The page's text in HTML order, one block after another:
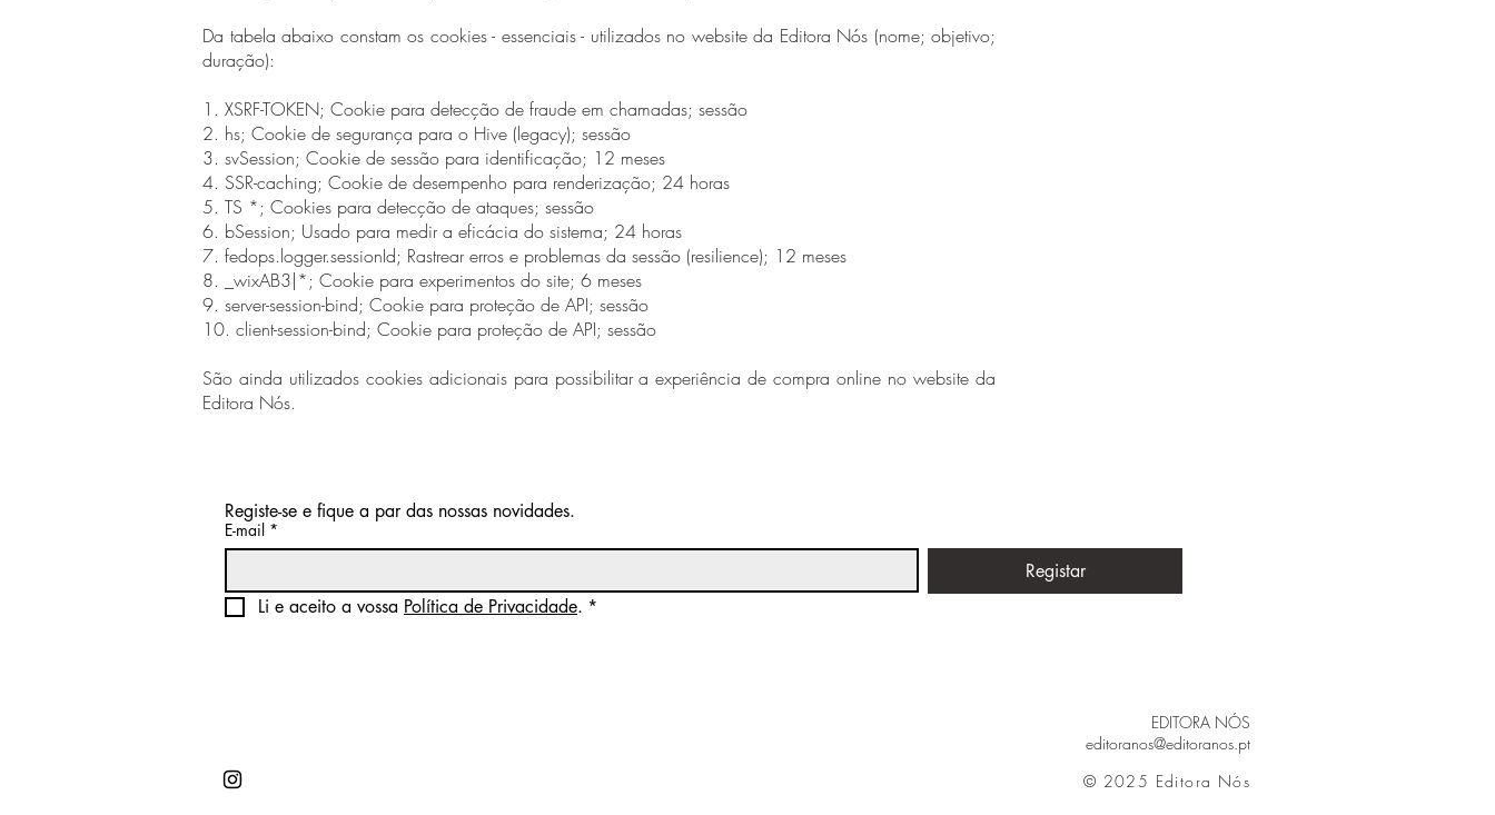
Da tabela abaixo constam os cookies - essenciais - utilizados no website da Editora Nós (nome; objetivo;
duração):
1. XSRF-TOKEN; Cookie para detecção de fraude em chamadas; sessão
2. hs; Cookie de segurança para o Hive (legacy); sessão
3. svSession; Cookie de sessão para identificação; 12 meses
4. SSR-caching; Cookie de desempenho para renderização; 24 horas
5. TS *; Cookies para detecção de ataques; sessão
6. bSession; Usado para medir a eficácia do sistema; 24 horas
7. fedops.logger.sessionId; Rastrear erros e problemas da sessão (resilience); 12 meses
8. _wixAB3|*; Cookie para experimentos do site; 6 meses
9. server-session-bind; Cookie para proteção de API; sessão
10. client-session-bind; Cookie para proteção de API; sessão
São ainda utilizados cookies adicionais para possibilitar a experiência de compra online no website da
Editora Nós.
Registe-se e fique a par das nossas novidades.
E-mail *
Registar
Li e aceito a vossa Política de Privacidade. *
EDITORA NÓS
editoranos@editoranos.pt
© 2025 Editora Nós